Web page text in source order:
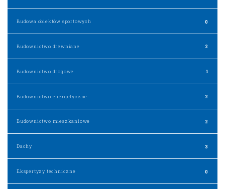
Budowa obiektów sportowych 0
Budownictwo drewniane 2
Budownictwo drogowe 1
Budownictwo energetyczne 2
Budownictwo mieszkaniowe 2
Dachy 3
Ekspertyzy techniczne 0